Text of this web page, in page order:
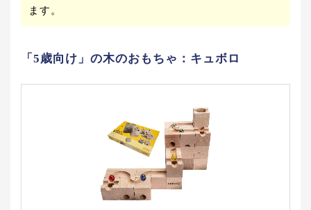
ます。
「5歳向け」の木のおもちゃ：キュボロ